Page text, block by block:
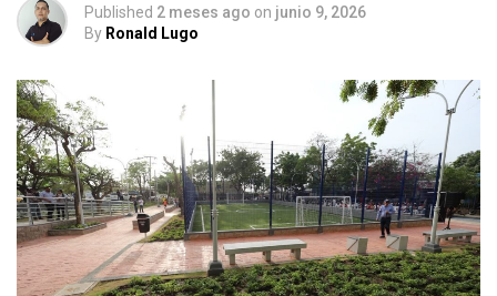
Published 2 meses ago on junio 9, 2026
By Ronald Lugo